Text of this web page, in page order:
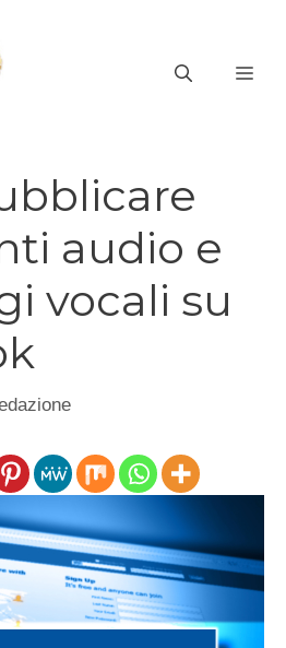
audio e
vocali su